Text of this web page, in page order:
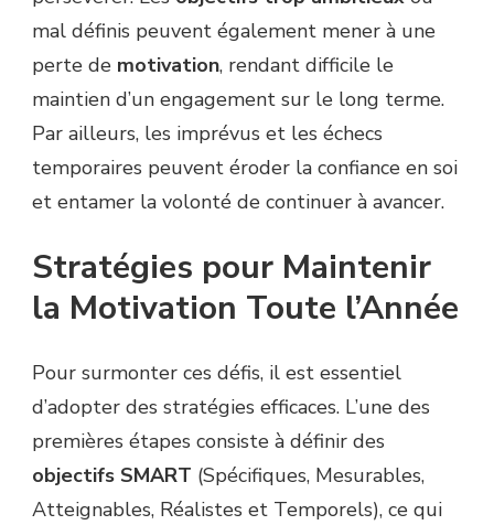
mal définis peuvent également mener à une
perte de motivation, rendant difficile le
maintien d’un engagement sur le long terme.
Par ailleurs, les imprévus et les échecs
temporaires peuvent éroder la confiance en soi
et entamer la volonté de continuer à avancer.
Stratégies pour Maintenir
la Motivation Toute l’Année
Pour surmonter ces défis, il est essentiel
d’adopter des stratégies efficaces. L’une des
premières étapes consiste à définir des
objectifs SMART (Spécifiques, Mesurables,
Atteignables, Réalistes et Temporels), ce qui